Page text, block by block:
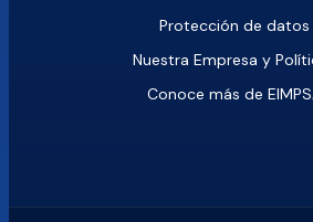
Protección de datos
Nuestra Empresa y
Conoce más de